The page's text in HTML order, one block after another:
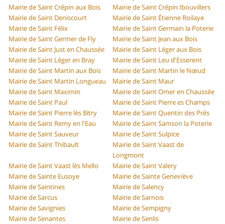
Mairie de Saint Crépin aux Bois
Mairie de Saint Crépin Ibouvillers
Mairie de Saint Deniscourt
Mairie de Saint Étienne Roilaye
Mairie de Saint Félix
Mairie de Saint Germain la Poterie
Mairie de Saint Germer de Fly
Mairie de Saint Jean aux Bois
Mairie de Saint Just en Chaussée
Mairie de Saint Léger aux Bois
Mairie de Saint Léger en Bray
Mairie de Saint Leu d'Esserent
Mairie de Saint Martin aux Bois
Mairie de Saint Martin le Nœud
Mairie de Saint Martin Longueau
Mairie de Saint Maur
Mairie de Saint Maximin
Mairie de Saint Omer en Chaussée
Mairie de Saint Paul
Mairie de Saint Pierre es Champs
Mairie de Saint Pierre lès Bitry
Mairie de Saint Quentin des Prés
Mairie de Saint Remy en l'Eau
Mairie de Saint Samson la Poterie
Mairie de Saint Sauveur
Mairie de Saint Sulpice
Mairie de Saint Thibault
Mairie de Saint Vaast de
Longmont
Mairie de Saint Vaast lès Mello
Mairie de Saint Valery
Mairie de Sainte Eusoye
Mairie de Sainte Geneviève
Mairie de Saintines
Mairie de Salency
Mairie de Sarcus
Mairie de Sarnois
Mairie de Savignies
Mairie de Sempigny
Mairie de Senantes
Mairie de Senlis